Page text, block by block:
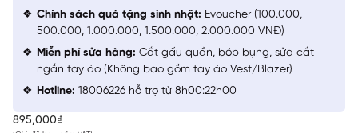
895,000₫
Chính sách quà tặng sinh nhật: Evoucher (100.000,
500.000, 1.000.000, 1.500.000, 2.000.000 VNĐ)
Miễn phí sửa hàng: Cắt gấu quần, bóp bụng, sửa cắt
ngắn tay áo (Không bao gồm tay áo Vest/Blazer)
Hotline: 18006226 hỗ trợ từ 8h00:22h00